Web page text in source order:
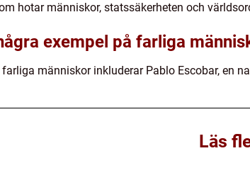
hotar människor, statssäkerheten och
exempel på farliga
farliga människor inkluderar Pablo Escobar, en
Läs